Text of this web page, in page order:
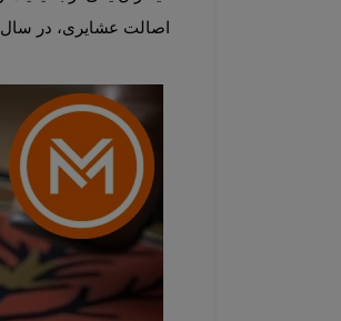
اصالت عشایری، در سال‌های اخیر توجه بسیاری از علاقه‌مندان دکوراسیون داخلی را به خود جلب کرده است.